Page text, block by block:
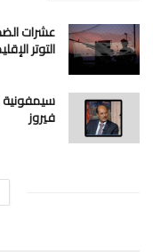
عشرات
التوتر
سيمفونية
فيروز